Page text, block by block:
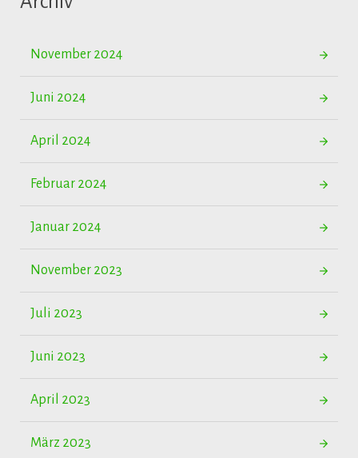
November 2024
Juni 2024
April 2024
Februar 2024
Januar 2024
November 2023
Juli 2023
Juni 2023
April 2023
März 2023